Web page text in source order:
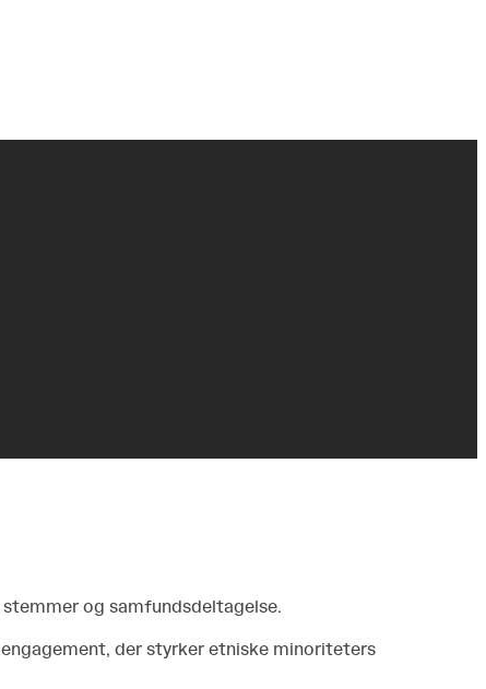
og samfundsdeltagelse.
der styrker etniske minoriteters